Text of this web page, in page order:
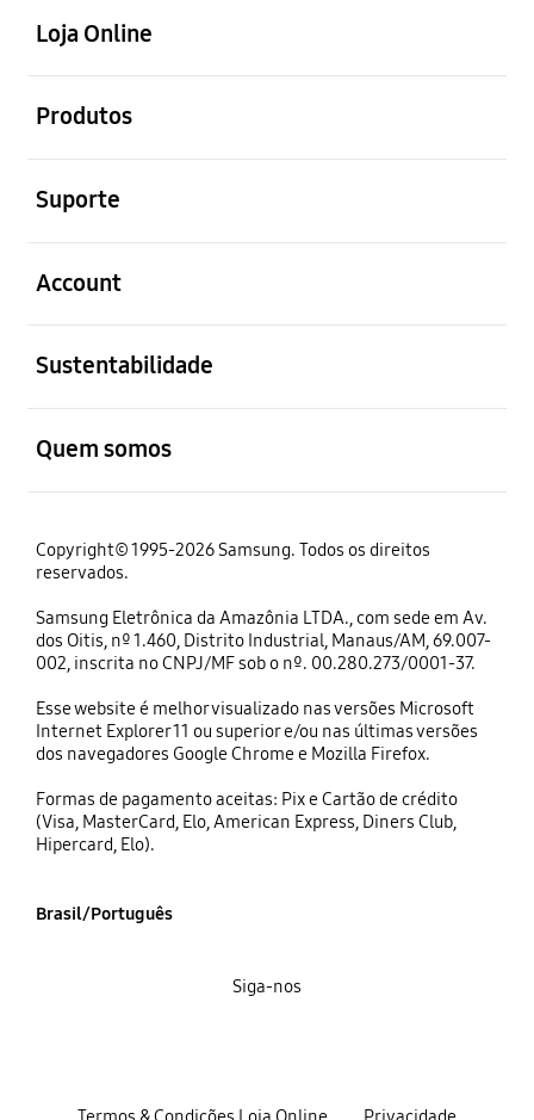
Loja Online
Produtos
Suporte
Account
Sustentabilidade
Quem somos
Copyright© 1995-2026 Samsung. Todos os direitos
reservados.
Samsung Eletrônica da Amazônia LTDA., com sede em Av.
dos Oitis, nº 1.460, Distrito Industrial, Manaus/AM, 69.007-
002, inscrita no CNPJ/MF sob o nº. 00.280.273/0001-37.
Esse website é melhor visualizado nas versões Microsoft
Internet Explorer 11 ou superior e/ou nas últimas versões
dos navegadores Google Chrome e Mozilla Firefox.
Formas de pagamento aceitas: Pix e Cartão de crédito
(Visa, MasterCard, Elo, American Express, Diners Club,
Hipercard, Elo).
Brasil/Português
Siga-nos